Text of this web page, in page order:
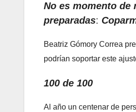
No es momento de
preparadas:
Beatriz Gómory Correa
podrían soportar este
100 de 100
Al año un centenar de